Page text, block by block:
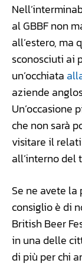
al GBBF non
all’estero, ma
sconosciuti ai
un’occhiata
aziende
Un’occasione
che non sarà
visitare il
all’interno del
Se ne avete
consiglio è di
British Beer
in una delle
di più per chi